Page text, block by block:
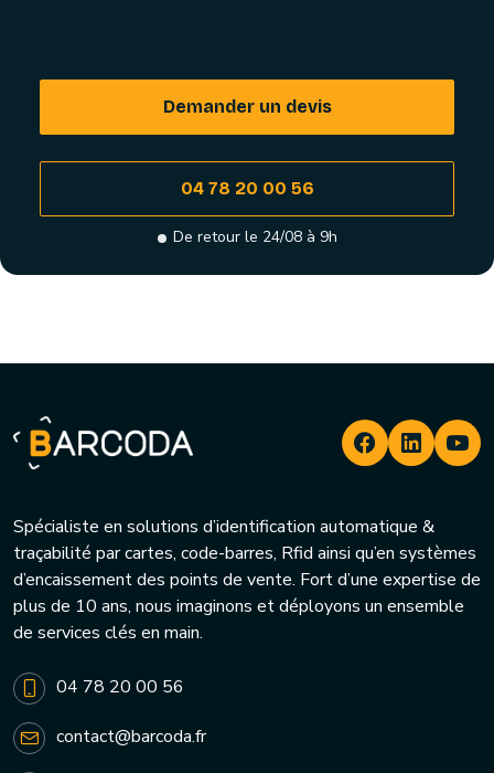
Demander un devis
04 78 20 00 56
De retour le 24/08 à 9h
Spécialiste en solutions d’identification automatique &
traçabilité par cartes, code-barres, Rfid ainsi qu’en systèmes
d’encaissement des points de vente. Fort d’une expertise de
plus de 10 ans, nous imaginons et déployons un ensemble
de services clés en main.
04 78 20 00 56
contact@barcoda.fr